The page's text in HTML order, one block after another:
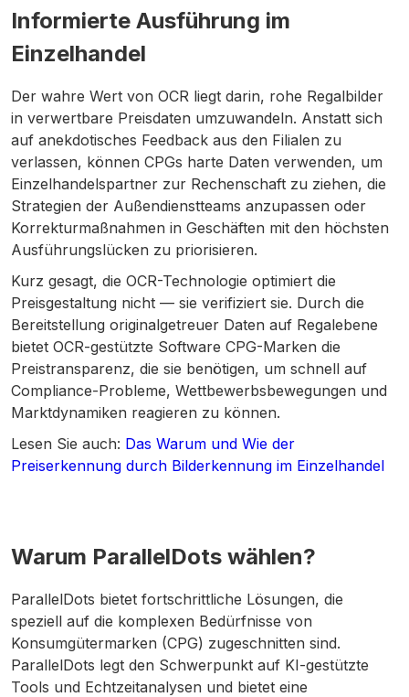
Informierte Ausführung im
Einzelhandel
Der wahre Wert von OCR liegt darin, rohe Regalbilder
in verwertbare Preisdaten umzuwandeln. Anstatt sich
auf anekdotisches Feedback aus den Filialen zu
verlassen, können CPGs harte Daten verwenden, um
Einzelhandelspartner zur Rechenschaft zu ziehen, die
Strategien der Außendienstteams anzupassen oder
Korrekturmaßnahmen in Geschäften mit den höchsten
Ausführungslücken zu priorisieren.
Kurz gesagt, die OCR-Technologie optimiert die
Preisgestaltung nicht — sie verifiziert sie. Durch die
Bereitstellung originalgetreuer Daten auf Regalebene
bietet OCR-gestützte Software CPG-Marken die
Preistransparenz, die sie benötigen, um schnell auf
Compliance-Probleme, Wettbewerbsbewegungen und
Marktdynamiken reagieren zu können.
Lesen Sie auch: Das Warum und Wie der
Preiserkennung durch Bilderkennung im Einzelhandel
Warum ParallelDots wählen?
ParallelDots bietet fortschrittliche Lösungen, die
speziell auf die komplexen Bedürfnisse von
Konsumgütermarken (CPG) zugeschnitten sind.
ParallelDots legt den Schwerpunkt auf KI-gestützte
Tools und Echtzeitanalysen und bietet eine